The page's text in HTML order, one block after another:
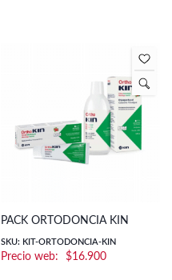
PACK ORTODONCIA KIN
SKU: KIT-ORTODONCIA-KIN
$16.900